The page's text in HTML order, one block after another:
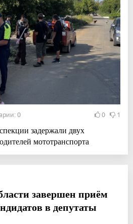
0 0 1
задержали двух
мототранспорта
завершен приём
в депутаты